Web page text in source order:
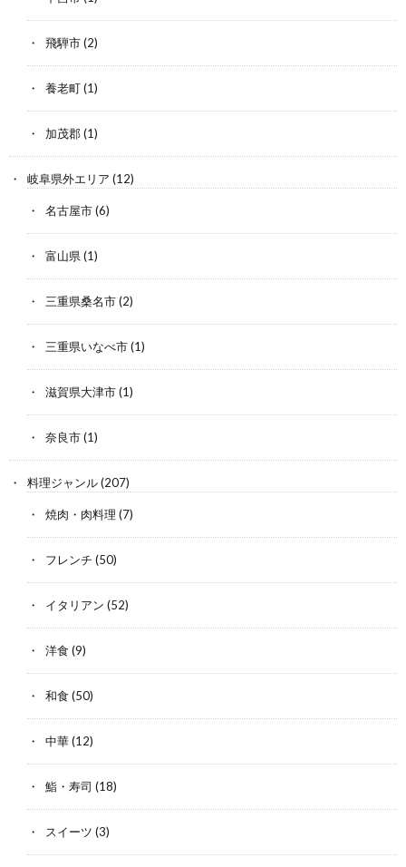
飛騨市(2)
養老町(1)
加茂郡(1)
岐阜県外エリア (12)
名古屋市(6)
富山県(1)
三重県桑名市(2)
三重県いなべ市(1)
滋賀県大津市(1)
奈良市(1)
料理ジャンル(207)
焼肉・肉料理 (7)
フレンチ (50)
イタリアン (52)
洋食 (9)
和食 (50)
中華(12)
鮨・寿司 (18)
スイーツ (3)